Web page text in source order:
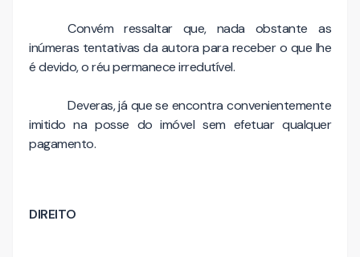
Convém ressaltar que, nada obstante as
inúmeras tentativas da autora para receber o que lhe
é devido, o réu permanece irredutível.
Deveras, já que se encontra convenientemente
imitido na posse do imóvel sem efetuar qualquer
pagamento.
DIREITO